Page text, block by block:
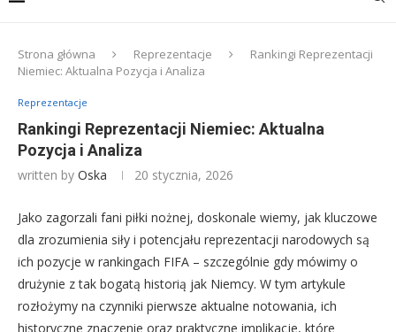
Strona główna Reprezentacje
Rankingi Reprezentacji
Niemiec: Aktualna Pozycja i Analiza
Reprezentacje
Rankingi Reprezentacji Niemiec: Aktualna
Pozycja i Analiza
written by Oska 20 stycznia, 2026
Jako zagorzali fani piłki nożnej, doskonale wiemy, jak kluczowe
dla zrozumienia siły i potencjału reprezentacji narodowych są
ich pozycje w rankingach FIFA – szczególnie gdy mówimy o
drużynie z tak bogatą historią jak Niemcy. W tym artykule
rozłożymy na czynniki pierwsze aktualne notowania, ich
historyczne znaczenie oraz praktyczne implikacje, które